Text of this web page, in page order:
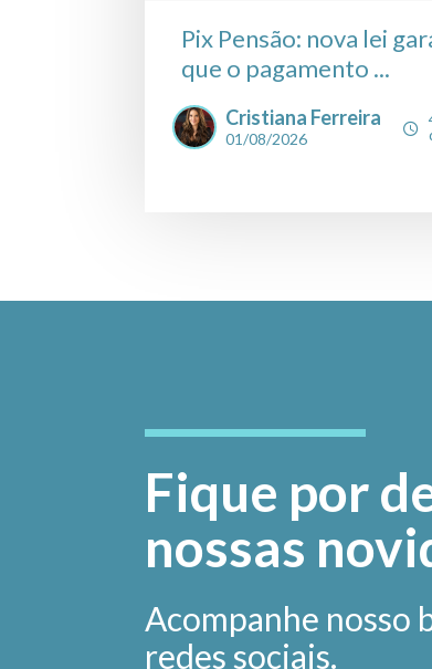
Pix Pensão: nova lei
que o pagamento ...
Cristiana Ferreira
01/08/2026
Fique por
nossas
Acompanhe nosso
redes sociais.